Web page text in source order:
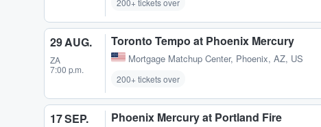
29 AUG.
ZA
7:00 p.m.
Toronto Tempo at Phoenix Mercury
Mortgage Matchup Center, Phoenix, AZ, US
200+ tickets over
17 SEP. Phoenix Mercury at Portland Fire